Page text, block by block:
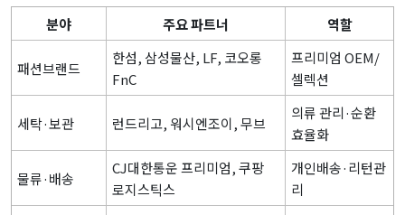
분야 주요 파트너 역할
패션브랜드
한섬, 삼성물산, LF, 코오롱
FnC
프리미엄 OEM/
셀렉션
세탁·보관 런드리고, 워시엔조이, 무브
의류 관리·순환
효율화
물류·배송
CJ대한통운 프리미엄, 쿠팡
로지스틱스
개인배송·리턴관
리